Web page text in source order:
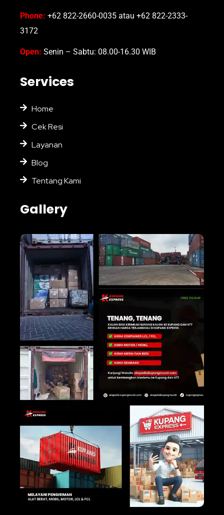
Phone: +62 822-2660-0035 atau +62 822-2333-
3172
Open: Senin – Sabtu: 08.00-16.30 WIB
Services
Home
Cek Resi
Layanan
Blog
Tentang Kami
Gallery